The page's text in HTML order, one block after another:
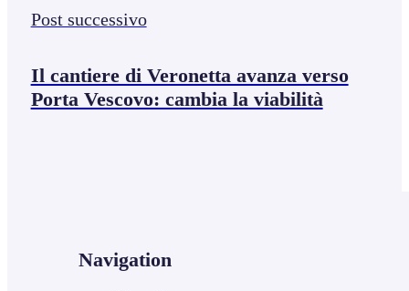
Post successivo
Il cantiere di Veronetta avanza verso
Porta Vescovo: cambia la viabilità
Navigation